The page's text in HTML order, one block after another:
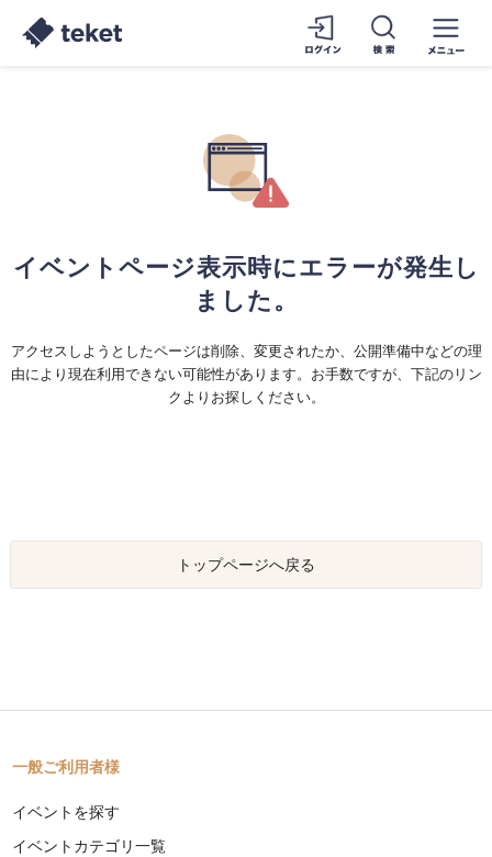
イベントページ表示時にエラーが発生し
ました。
アクセスしようとしたページは削除、変更されたか、公開準備中などの理
由により現在利用できない可能性があります。お手数ですが、下記のリン
クよりお探しください。
トップページへ戻る
一般ご利用者様
イベントを探す
イベントカテゴリ一覧